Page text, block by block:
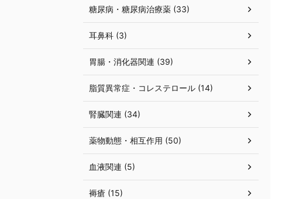
糖尿病・糖尿病治療薬 (33)
耳鼻科 (3)
胃腸・消化器関連 (39)
脂質異常症・コレステロール (14)
腎臓関連 (34)
薬物動態・相互作用 (50)
血液関連 (5)
褥瘡 (15)